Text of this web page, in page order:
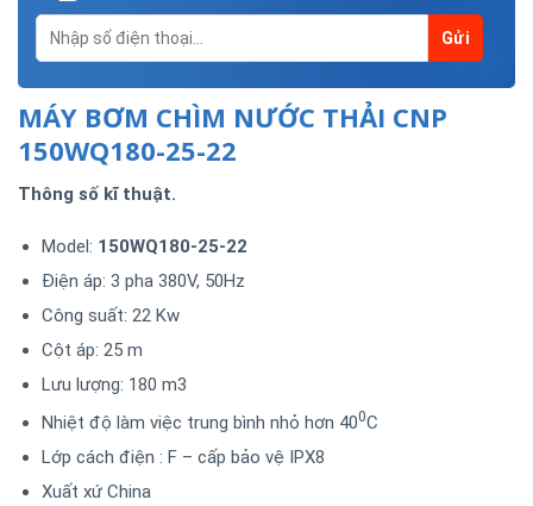
MÁY BƠM CHÌM NƯỚC THẢI CNP
150WQ180-25-22
Thông số kĩ thuật.
Model: 150WQ180-25-22
Điện áp: 3 pha 380V, 50Hz
Công suất: 22 Kw
Cột áp: 25 m
Lưu lượng: 180 m3
Nhiệt độ làm việc trung bình nhỏ hơn 400C
Lớp cách điện : F – cấp bảo vệ IPX8
Xuất xứ China